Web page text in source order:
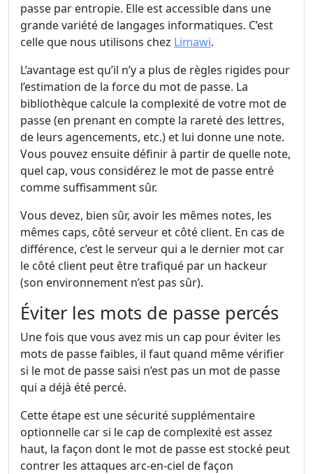
passe par entropie. Elle est accessible dans une
grande variété de langages informatiques. C’est
celle que nous utilisons chez Limawi.
L’avantage est qu’il n’y a plus de règles rigides pour
l’estimation de la force du mot de passe. La
bibliothèque calcule la complexité de votre mot de
passe (en prenant en compte la rareté des lettres,
de leurs agencements, etc.) et lui donne une note.
Vous pouvez ensuite définir à partir de quelle note,
quel cap, vous considérez le mot de passe entré
comme suffisamment sûr.
Vous devez, bien sûr, avoir les mêmes notes, les
mêmes caps, côté serveur et côté client. En cas de
différence, c’est le serveur qui a le dernier mot car
le côté client peut être trafiqué par un hackeur
(son environnement n’est pas sûr).
Éviter les mots de passe percés
Une fois que vous avez mis un cap pour éviter les
mots de passe faibles, il faut quand même vérifier
si le mot de passe saisi n’est pas un mot de passe
qui a déjà été percé.
Cette étape est une sécurité supplémentaire
optionnelle car si le cap de complexité est assez
haut, la façon dont le mot de passe est stocké peut
contrer les attaques arc-en-ciel de façon